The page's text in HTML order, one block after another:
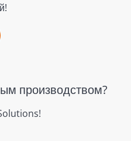
производством?